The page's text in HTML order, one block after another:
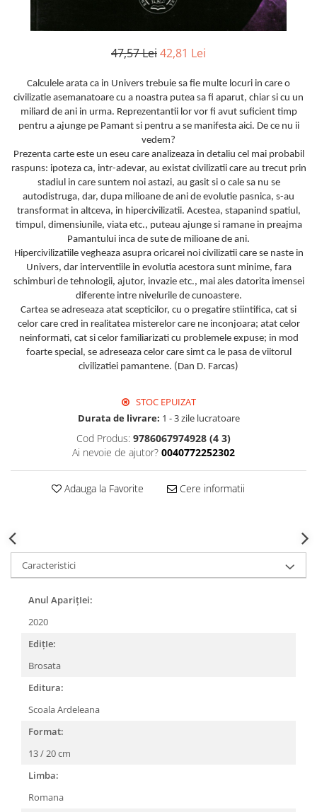
47,57 Lei42,81 Lei
Calculele arata ca in Univers trebuie sa fie multe locuri in care o
civilizatie asemanatoare cu a noastra putea sa fi aparut, chiar si cu un
miliard de ani in urma. Reprezentantii lor vor fi avut suficient timp
pentru a ajunge pe Pamant si pentru a se manifesta aici. De ce nu ii
vedem?
Prezenta carte este un eseu care analizeaza in detaliu cel mai probabil
raspuns: ipoteza ca, intr-adevar, au existat civilizatii care au trecut prin
stadiul in care suntem noi astazi, au gasit si o cale sa nu se
autodistruga, dar, dupa milioane de ani de evolutie pasnica, s-au
transformat in altceva, in hipercivilizatii. Acestea, stapanind spatiul,
timpul, dimensiunile, viata etc., puteau ajunge si ramane in preajma
Pamantului inca de sute de milioane de ani.
Hipercivilizatiile vegheaza asupra oricarei noi civilizatii care se naste in
Univers, dar interventiile in evolutia acestora sunt minime, fara
schimburi de tehnologii, ajutor, invazie etc., mai ales datorita imensei
diferente intre nivelurile de cunoastere.
Cartea se adreseaza atat scepticilor, cu o pregatire stiintifica, cat si
celor care cred in realitatea misterelor care ne inconjoara; atat celor
neinformati, cat si celor familiarizati cu problemele expuse; in mod
foarte special, se adreseaza celor care simt ca le pasa de viitorul
civilizatiei pamantene. (Dan D. Farcas)
STOC EPUIZAT
Durata de livrare: 1 - 3 zile lucratoare
Cod Produs: 9786067974928 (4 3)
Ai nevoie de ajutor? 0040772252302
Adauga la Favorite Cere informatii
Caracteristici
Anul AparițIei:
2020
EdițIe:
Brosata
Editura:
Scoala Ardeleana
Format:
13 / 20 cm
Limba:
Romana